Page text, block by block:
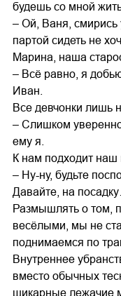
будешь со мной
– Ой, Ваня, смирись
партой сидеть не
Марина, наша
– Всё равно, я
Иван.
Все девчонки лишь
– Слишком
ему я.
К нам подходит наш
– Ну-ну, будьте
Давайте, на
Размышлять о том,
весёлыми, мы не
поднимаемся по
Внутреннее
вместо обычных
шикарные лежачие